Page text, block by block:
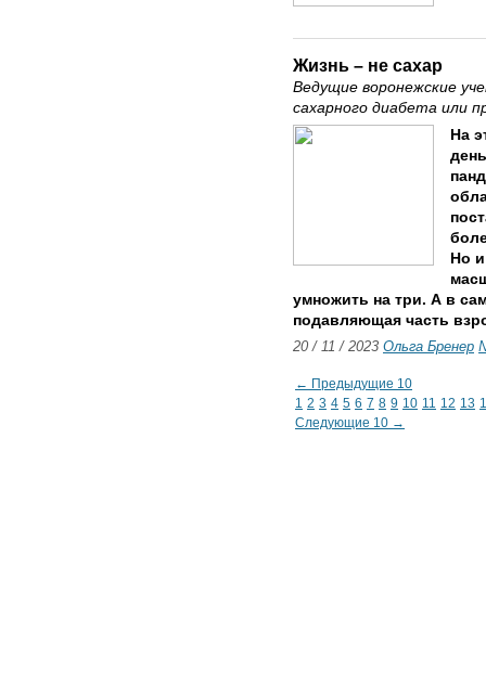
Жизнь – не сахар
Ведущие воронежские
сахарного диабета или
На
Но
умножить на три. А в
подавляющая часть
20 / 11 / 2023 Ольга Бренер
← Предыдущие 10
1 2 3 4 5 6 7 8 9 10 11 12 13
Следующие 10 →